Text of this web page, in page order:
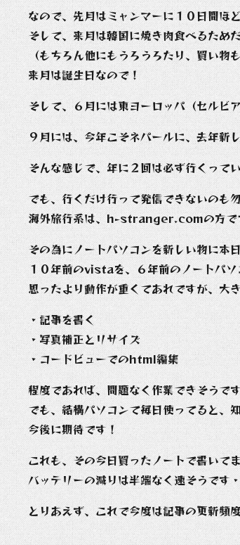
なので、先月はミャンマーに１０日間ほ
そして、来月は韓国に焼き肉食べるため
（もちろん他にもうろうろたり、買い物
来月は誕生日なので！
そして、６月には東ヨーロッパ（セルビ
９月には、今年こそネパールに、去年新
そんな感じで、年に２回は必ず行くって
でも、行くだけ行って発信できないのも
海外旅行系は、h-stranger.comの方で
その為にノートパソコンを新しい物に本
１０年前のvistaを、６年前のノートパ
思ったより動作が重くてあれですが、大
・記事を書く
・写真補正とリサイズ
・コードビューでのhtml編集
程度であれば、問題なく作業できそうで
でも、結構パソコンて毎日使ってると、
今後に期待です！
これも、その今日買ったノートで書いてま
バッテリーの減りは半端なく速そうです
とりあえず、これで今度は記事の更新頻